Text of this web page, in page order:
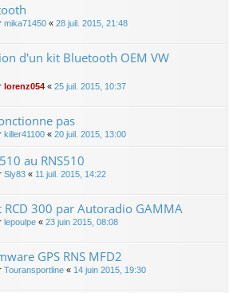
mika71450 « 28 juil. 2015, 21:48
d'un kit Bluetooth OEM VW
lorenz054 « 25 juil. 2015, 10:37
pas
killer41100 « 20 juil. 2015, 13:00
au RNS510
Sly83 « 11 juil. 2015, 14:22
RCD 300 par Autoradio GAMMA
lepoulpe « 23 juin 2015, 08:08
GPS RNS MFD2
Touransportline « 14 juin 2015, 19:30